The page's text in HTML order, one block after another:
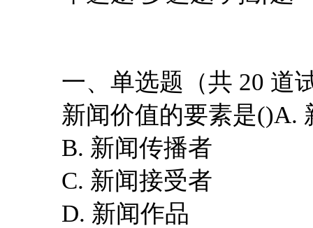
一、单选题（共 20 道
新闻价值的要素是()A.
B. 新闻传播者
C. 新闻接受者
D. 新闻作品